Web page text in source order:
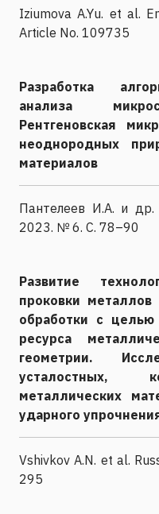
Iziumova A.Yu. et al.
Article No. 109735
Разработка
анализа
Рентгеновская
неоднородных
материалов
Пантелеев И.А. и
2023. № 6. С. 78–90
Развитие
проковки
обработки с целью
ресурса
геометрии.
усталостных,
металлических
ударного
Vshivkov A.N. et al.
295